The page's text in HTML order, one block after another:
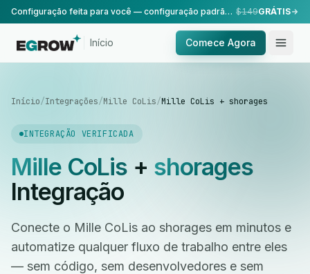
Configuração feita para você — configuração padrão, realizada pela nossa equipe. $149GRÁTIS
Início Comece Agora
Início/Integrações/Mille CoLis/Mille CoLis + shorages
INTEGRAÇÃO VERIFICADA
Mille CoLis+ shorages
Integração
Conecte o Mille CoLis ao shorages em minutos e
automatize qualquer fluxo de trabalho entre eles
— sem código, sem desenvolvedores e sem